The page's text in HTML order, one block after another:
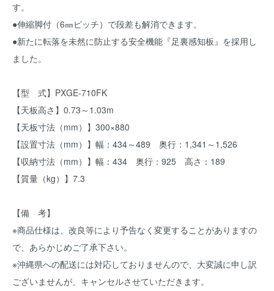
す。
●伸縮脚付（6㎜ピッチ）で段差も解消できます。
●新たに転落を未然に防止する安全機能『足裏感知板』を採用し
ました。
【型 式】PXGE-710FK
【天板高さ】0.73～1.03m
【天板寸法（mm）】300×880
【設置寸法（mm）】幅：434～489 奥行：1,341～1,526
【収納寸法（mm）】幅：434 奥行：925 高さ：189
【質量（kg）】7.3
【備 考】
※商品仕様は、改良等により予告なく変更することがありますの
で、あらかじめご了承下さい。
※沖縄県への配送には対応しておりませんので、大変誠に申し訳
ございませんが、キャンセルさせていただきます。